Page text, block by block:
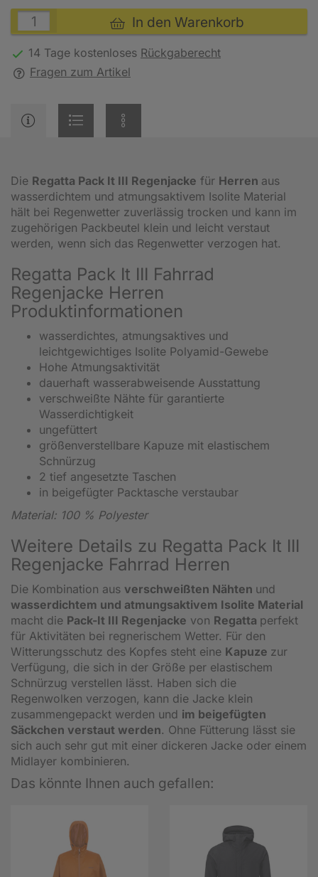
In den Warenkorb
14 Tage kostenloses Rückgaberecht
Fragen zum Artikel
Die Regatta Pack It III Regenjacke für Herren aus
wasserdichtem und atmungsaktivem Isolite Material
hält bei Regenwetter zuverlässig trocken und kann im
zugehörigen Packbeutel klein und leicht verstaut
werden, wenn sich das Regenwetter verzogen hat.
Regatta Pack It III Fahrrad
Regenjacke Herren
Produktinformationen
wasserdichtes, atmungsaktives und
leichtgewichtiges Isolite Polyamid-Gewebe
Hohe Atmungsaktivität
dauerhaft wasserabweisende Ausstattung
verschweißte Nähte für garantierte
Wasserdichtigkeit
ungefüttert
größenverstellbare Kapuze mit elastischem
Schnürzug
2 tief angesetzte Taschen
in beigefügter Packtasche verstaubar
Material: 100 % Polyester
Weitere Details zu Regatta Pack It III
Regenjacke Fahrrad Herren
Die Kombination aus verschweißten Nähten und
wasserdichtem und atmungsaktivem Isolite Material
macht die Pack-It III Regenjacke von Regatta perfekt
für Aktivitäten bei regnerischem Wetter. Für den
Witterungsschutz des Kopfes steht eine Kapuze zur
Verfügung, die sich in der Größe per elastischem
Schnürzug verstellen lässt. Haben sich die
Regenwolken verzogen, kann die Jacke klein
zusammengepackt werden und im beigefügten
Säckchen verstaut werden. Ohne Fütterung lässt sie
sich auch sehr gut mit einer dickeren Jacke oder einem
Midlayer kombinieren.
Das könnte Ihnen auch gefallen: